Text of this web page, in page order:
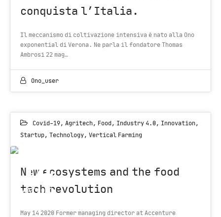
conquista l’Italia.
Il meccanismo di coltivazione intensiva è nato alla Ono
exponential di Verona. Ne parla il fondatore Thomas
Ambrosi 22 mag…
Ono_user
Covid-19, Agritech, Food , Industry 4.0, Innovation,
Startup, Technology, Vertical Farming
14
MAY 2020
New ecosystems and the food
tech revolution
May 14 2020 Former managing director at Accenture